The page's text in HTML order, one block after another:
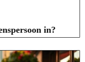
in?